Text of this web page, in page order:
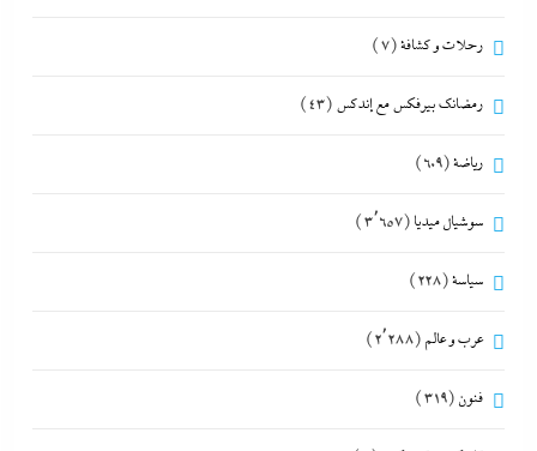
رحلات و كشافة(7)
رمضانك بيرفكس مع إندكس (43)
رياضة(609)
سوشيال ميديا (3٬657)
سياسة(228)
عرب و عالم (2٬288)
فنون (319)